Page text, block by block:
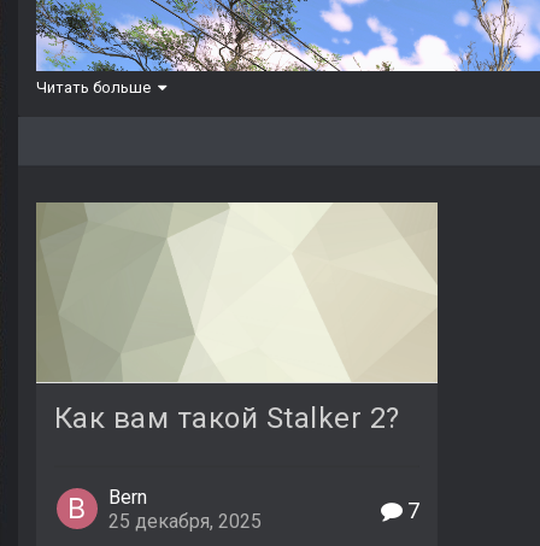
Читать больше
Как вам такой Stalker 2?
Bern
25 декабря, 2025
7